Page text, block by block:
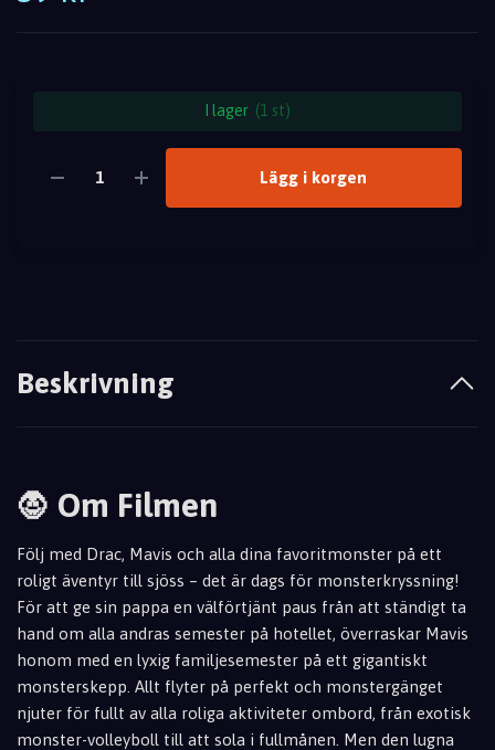
I lager (1 st)
Lägg i korgen
Beskrivning
🧛 Om Filmen
Följ med Drac, Mavis och alla dina favoritmonster på ett
roligt äventyr till sjöss – det är dags för monsterkryssning!
För att ge sin pappa en välförtjänt paus från att ständigt ta
hand om alla andras semester på hotellet, överraskar Mavis
honom med en lyxig familjesemester på ett gigantiskt
monsterskepp. Allt flyter på perfekt och monstergänget
njuter för fullt av alla roliga aktiviteter ombord, från exotisk
monster-volleyboll till att sola i fullmånen. Men den lugna